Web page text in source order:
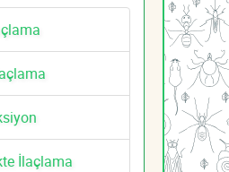
İlaçlama